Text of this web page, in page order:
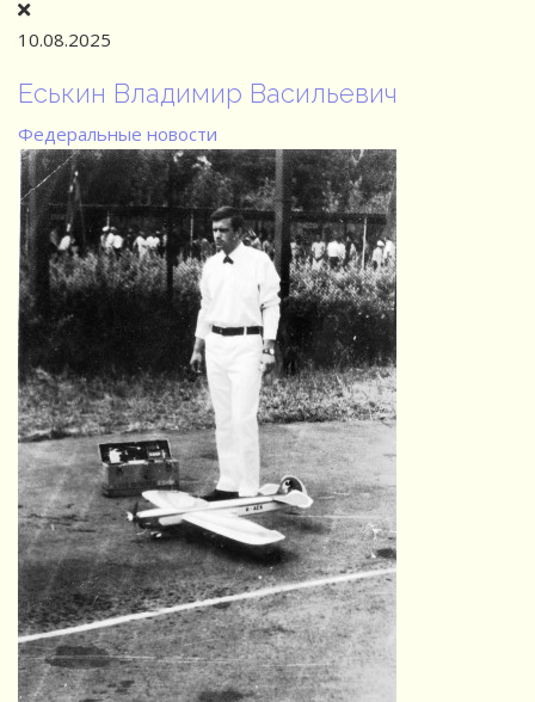
10.08.2025
Еськин Владимир Васильевич
Федеральные новости